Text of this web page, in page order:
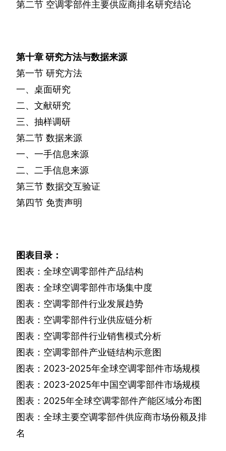
第二节 空调零部件主要供应商排名研究结论
第十章研究方法与数据来源
第一节 研究方法
一、桌面研究
二、文献研究
三、抽样调研
第二节 数据来源
一、一手信息来源
二、二手信息来源
第三节 数据交互验证
第四节 免责声明
图表目录：
图表：全球空调零部件产品结构
图表：全球空调零部件市场集中度
图表：空调零部件行业发展趋势
图表：空调零部件行业供应链分析
图表：空调零部件行业销售模式分析
图表：空调零部件产业链结构示意图
图表： 2023-2025年全球空调零部件市场规模
图表： 2023-2025年中国空调零部件市场规模
图表： 2025年全球空调零部件产能区域分布图
图表：全球主要空调零部件供应商市场份额及排
名